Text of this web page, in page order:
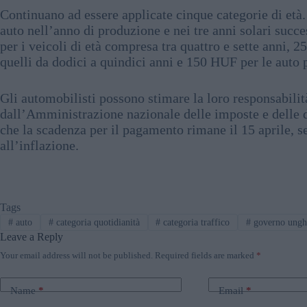
Continuano ad essere applicate cinque categorie di
auto nell’anno di produzione e nei tre anni solari
per i veicoli di età compresa tra quattro e sette anni,
quelli da dodici a quindici anni e 150 HUF per le auto
Gli automobilisti possono stimare la loro
dall’Amministrazione nazionale delle imposte e
che la scadenza per il pagamento rimane il 15 aprile,
all’inflazione.
Tags
#auto #categoria quotidianità # categoria traffico # governo
Leave a Reply
Your email address will not be published. Required fields are marked *
Name* Email*